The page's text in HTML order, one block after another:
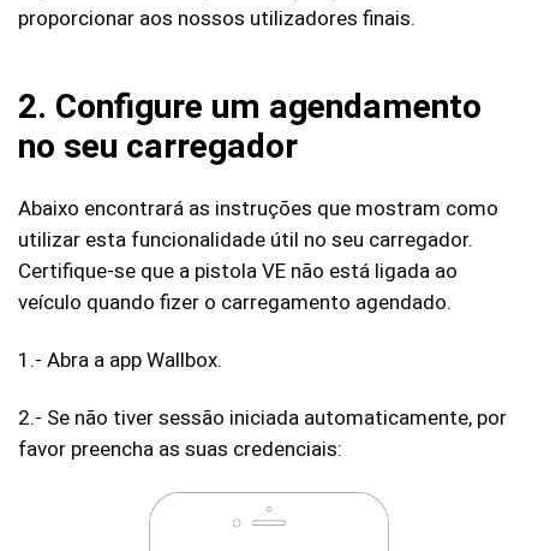
proporcionar aos nossos utilizadores finais.
2. Configure um agendamento
no seu carregador
Abaixo encontrará as instruções que mostram como
utilizar esta funcionalidade útil no seu carregador.
Certifique-se que a pistola VE não está ligada ao
veículo quando fizer o carregamento agendado.
1.- Abra a app Wallbox.
2.- Se não tiver sessão iniciada automaticamente, por
favor preencha as suas credenciais: